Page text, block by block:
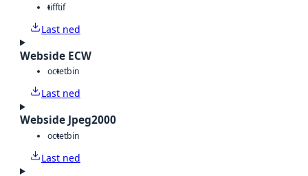
tifftif
Last ned
Webside ECW
octetbin
Last ned
Webside Jpeg2000
octetbin
Last ned